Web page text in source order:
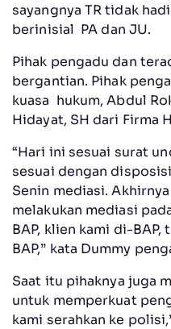
sayangnya TR tidak
berinisial PA dan JU.
Pihak pengadu dan
bergantian. Pihak
kuasa hukum, Abdul
Hidayat, SH dari Firma
“Hari ini sesuai surat
sesuai dengan
Senin mediasi.
melakukan mediasi
BAP, klien kami di-
BAP,” kata Dummy
Saat itu pihaknya juga
untuk memperkuat
kami serahkan ke